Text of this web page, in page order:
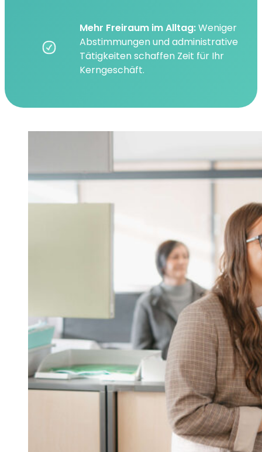
Mehr Freiraum im Alltag:Weniger
Abstimmungen und administrative
Tätigkeiten schaffen Zeit für Ihr
Kerngeschäft.